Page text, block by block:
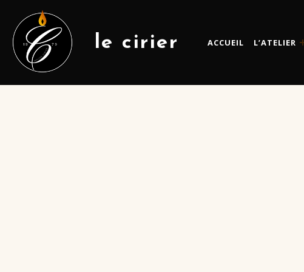
le cirier ACCUEIL L’ATELIER